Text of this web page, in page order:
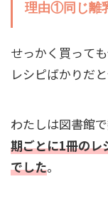
理由①同じ離
せっかく買って
レシピばかりだ
わたしは図書館
期ごとに1冊のレ
でした。